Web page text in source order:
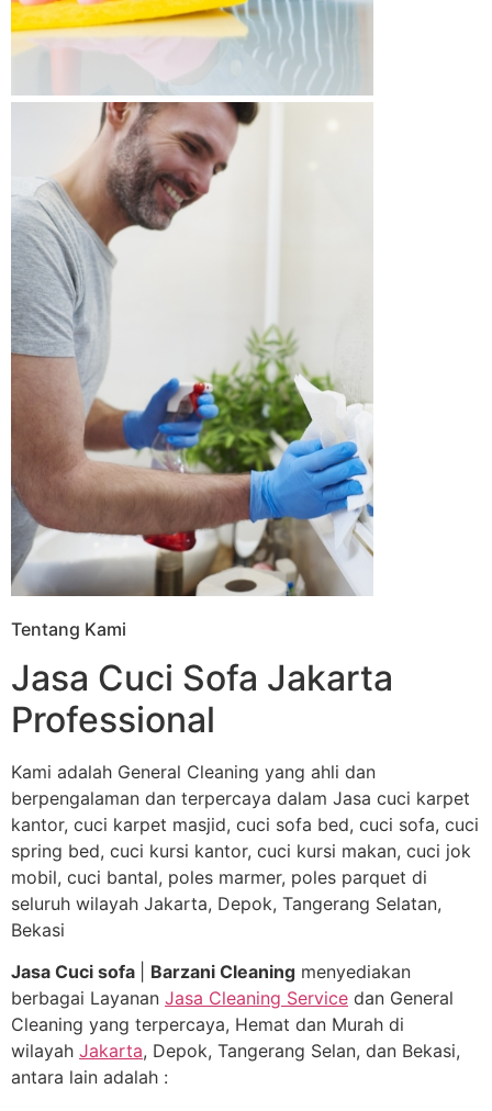
Tentang Kami
Jasa Cuci Sofa Jakarta
Professional
Kami adalah General Cleaning yang ahli dan
berpengalaman dan terpercaya dalam Jasa cuci karpet
kantor, cuci karpet masjid, cuci sofa bed, cuci sofa, cuci
spring bed, cuci kursi kantor, cuci kursi makan, cuci jok
mobil, cuci bantal, poles marmer, poles parquet di
seluruh wilayah Jakarta, Depok, Tangerang Selatan,
Bekasi
Jasa Cuci sofa
Barzani Cleaning menyediakan
berbagai Layanan Jasa Cleaning Service dan General
Cleaning yang terpercaya, Hemat dan Murah di
wilayah Jakarta, Depok, Tangerang Selan, dan Bekasi,
antara lain adalah :